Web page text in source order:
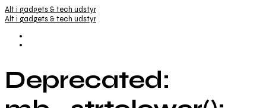
Alt i gadgets & tech udstyr
Alt i gadgets & tech udstyr
Deprecated: